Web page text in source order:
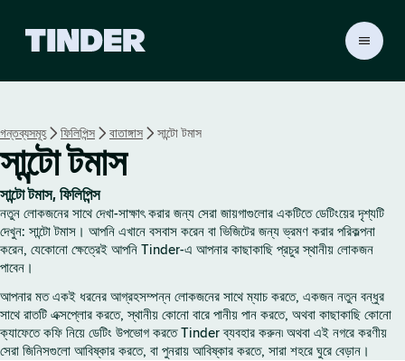
r
গন্তব্যসমূহ ফিলিপিন্স বাতাঙ্গাস সান্টো টমাস
সান্টো টমাস
সান্টো টমাস, ফিলিপিন্স
নতুন লোকজনের সাথে দেখা-সাক্ষাৎ করার জন্য সেরা জায়গাগুলোর একটিতে ডেটিংয়ের দৃশ্যটি
দেখুন: সান্টো টমাস। আপনি এখানে বসবাস করেন বা ভিজিটের জন্য ভ্রমণ করার পরিকল্পনা
করেন, যেকোনো ক্ষেত্রেই আপনি Tinder-এ আপনার কাছাকাছি প্রচুর স্থানীয় লোকজন
পাবেন।
আপনার মত একই ধরনের আগ্রহসম্পন্ন লোকজনের সাথে ম্যাচ করতে, একজন নতুন বন্ধুর
সাথে রাতটি এক্সপ্লোর করতে, স্থানীয় কোনো বারে পানীয় পান করতে, অথবা কাছাকাছি কোনো
ক্যাফেতে কফি নিয়ে ডেটিং উপভোগ করতে Tinder ব্যবহার করুন৷ অথবা এই নগরে করণীয়
সেরা জিনিসগুলো আবিষ্কার করতে, বা পুনরায় আবিষ্কার করতে, সারা শহরে ঘুরে বেড়ান।